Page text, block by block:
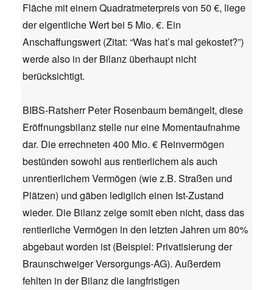
Fläche mit einem Quadratmeterpreis von 50 €, liege
der eigentliche Wert bei 5 Mio. €. Ein
Anschaffungswert (Zitat: “Was hat’s mal gekostet?”)
werde also in der Bilanz überhaupt nicht
berücksichtigt.
BIBS-Ratsherr Peter Rosenbaum bemängelt, diese
Eröffnungsbilanz stelle nur eine Momentaufnahme
dar. Die errechneten 400 Mio. € Reinvermögen
bestünden sowohl aus rentierlichem als auch
unrentierlichem Vermögen (wie z.B. Straßen und
Plätzen) und gäben lediglich einen Ist-Zustand
wieder. Die Bilanz zeige somit eben nicht, dass das
rentierliche Vermögen in den letzten Jahren um 80%
abgebaut worden ist (Beispiel: Privatisierung der
Braunschweiger Versorgungs-AG). Außerdem
fehlten in der Bilanz die langfristigen